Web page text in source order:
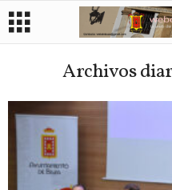
Archivos